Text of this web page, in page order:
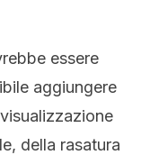
essere
aggiungere
della rasatura